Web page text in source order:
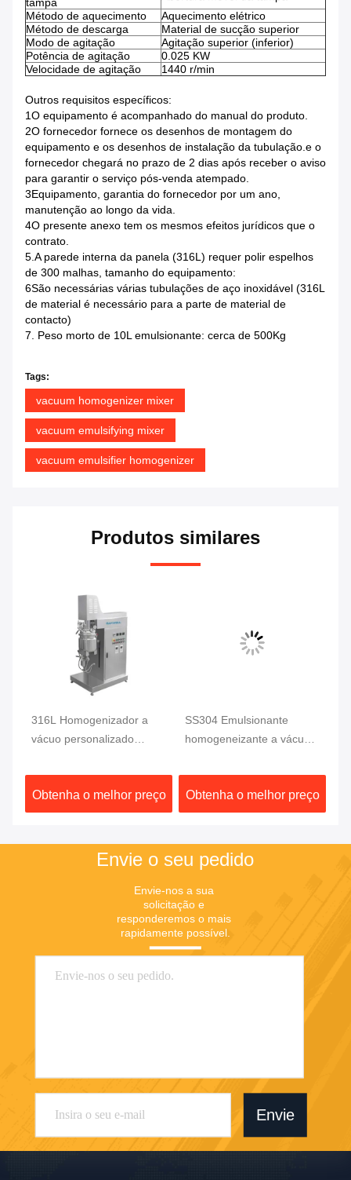
tampa
Método de aquecimento
Aquecimento elétrico
Método de descarga
Material de sucção superior
Modo de agitação
Agitação superior (inferior)
Potência de agitação
0.025 KW
Velocidade de agitação
1440 r/min
Outros requisitos específicos:
1O equipamento é acompanhado do manual do produto.
2O fornecedor fornece os desenhos de montagem do
equipamento e os desenhos de instalação da tubulação.e o
fornecedor chegará no prazo de 2 dias após receber o aviso
para garantir o serviço pós-venda atempado.
3Equipamento, garantia do fornecedor por um ano,
manutenção ao longo da vida.
4O presente anexo tem os mesmos efeitos jurídicos que o
contrato.
5.A parede interna da panela (316L) requer polir espelhos
de 300 malhas, tamanho do equipamento:
6São necessárias várias tubulações de aço inoxidável (316L
de material é necessário para a parte de material de
contacto)
7. Peso morto de 10L emulsionante: cerca de 500Kg
Tags:
vacuum homogenizer mixer
vacuum emulsifying mixer
vacuum emulsifier homogenizer
Produtos similares
316L Homogenizador a
vácuo personalizado
Misturador
Homogenizador
Emulsionador
Obtenha o melhor preço
SS304 Emulsionante
homogeneizante a vácuo,
emulsionante de creme,
emulsionante
homogeneizante,
Obtenha o melhor preço
Envie o seu pedido
Envie-nos a sua
solicitação e
responderemos o mais
rapidamente possível.
Envie